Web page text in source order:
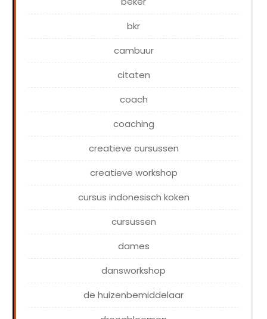
bkr
cambuur
citaten
coach
coaching
creatieve cursussen
creatieve workshop
cursus indonesisch koken
cursussen
dames
dansworkshop
de huizenbemiddelaar